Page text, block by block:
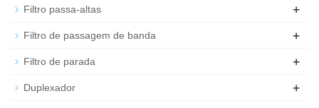
Filtro passa-altas +
Filtro de passagem de banda +
Filtro de parada +
Duplexador +